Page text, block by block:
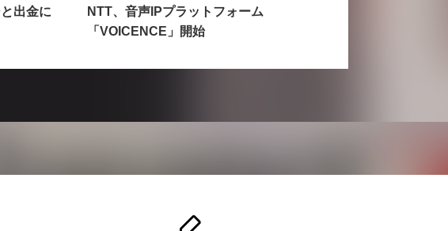
出金に
NTT、音声IPプラットフォーム
「VOICENCE」開始